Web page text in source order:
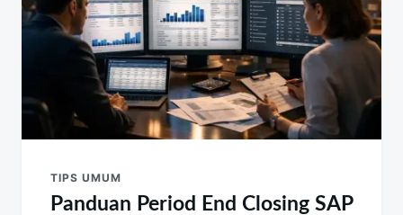
TIPS UMUM
Panduan Period End Closing SAP